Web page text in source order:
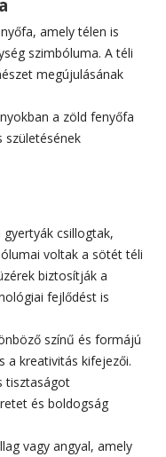
amely télen is
szimbóluma. A téli
megújulásának
a zöld fenyőfa
születésének
csillogtak,
voltak a sötét téli
biztosítják a
fejlődést is
színű és formájú
a kreativitás kifejezői.
tisztaságot
és boldogság
vagy angyal, amely